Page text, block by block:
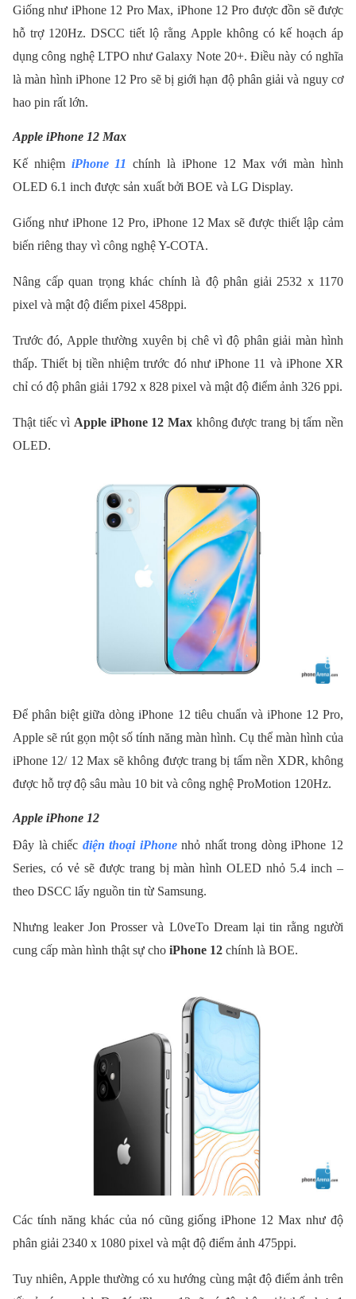
Giống như iPhone 12 Pro Max, iPhone 12 Pro được đồn sẽ được
hỗ trợ 120Hz. DSCC tiết lộ rằng Apple không có kế hoạch áp
dụng công nghệ LTPO như Galaxy Note 20+. Điều này có nghĩa
là màn hình iPhone 12 Pro sẽ bị giới hạn độ phân giải và nguy cơ
hao pin rất lớn.
Apple iPhone 12 Max
Kế nhiệm iPhone 11 chính là iPhone 12 Max với màn hình
OLED 6.1 inch được sản xuất bởi BOE và LG Display.
Giống như iPhone 12 Pro, iPhone 12 Max sẽ được thiết lập cảm
biến riêng thay vì công nghệ Y-COTA.
Nâng cấp quan trọng khác chính là độ phân giải 2532 x 1170
pixel và mật độ điểm pixel 458ppi.
Trước đó, Apple thường xuyên bị chê vì độ phân giải màn hình
thấp. Thiết bị tiền nhiệm trước đó như iPhone 11 và iPhone XR
chỉ có độ phân giải 1792 x 828 pixel và mật độ điểm ảnh 326 ppi.
Thật tiếc vì Apple iPhone 12 Max không được trang bị tấm nền
OLED.
Để phân biệt giữa dòng iPhone 12 tiêu chuẩn và iPhone 12 Pro,
Apple sẽ rút gọn một số tính năng màn hình. Cụ thể màn hình của
iPhone 12/ 12 Max sẽ không được trang bị tấm nền XDR, không
được hỗ trợ độ sâu màu 10 bit và công nghệ ProMotion 120Hz.
Apple iPhone 12
Đây là chiếc điện thoại iPhonenhỏ nhất trong dòng iPhone 12
Series, có vẻ sẽ được trang bị màn hình OLED nhỏ 5.4 inch –
theo DSCC lấy nguồn tin từ Samsung.
Nhưng leaker Jon Prosser và L0veTo Dream lại tin rằng người
cung cấp màn hình thật sự cho iPhone 12 chính là BOE.
Các tính năng khác của nó cũng giống iPhone 12 Max như độ
phân giải 2340 x 1080 pixel và mật độ điểm ảnh 475ppi.
Tuy nhiên, Apple thường có xu hướng cùng mật độ điểm ảnh trên